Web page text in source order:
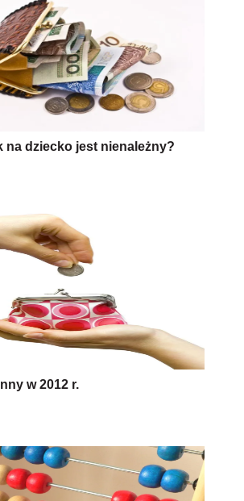
na dziecko jest nienależny?
w 2012 r.